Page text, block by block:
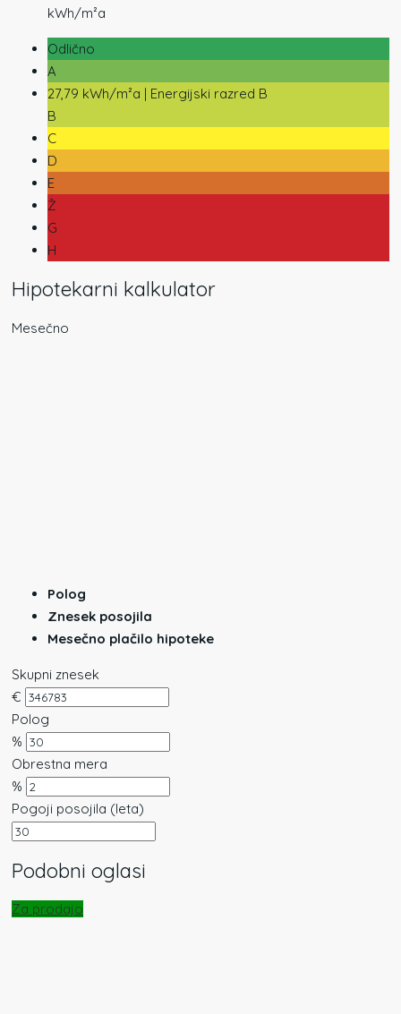
kWh/m²a
Odlično
A
27,79 kWh/m²a | Energijski razred B
B
C
D
E
Ž
G
H
Hipotekarni kalkulator
Mesečno
Polog
Znesek posojila
Mesečno plačilo hipoteke
Skupni znesek
€
Polog
%
Obrestna mera
%
Pogoji posojila (leta)
Podobni oglasi
Za prodajo